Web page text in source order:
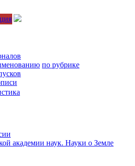
по рубрике
академии наук. Науки о Земле